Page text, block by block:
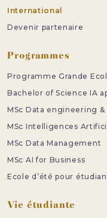
International
Devenir partenaire
Programmes
Programme Grande
Bachelor of Science IA
MSc Data engineering
MSc Intelligences
MSc Data Management
MSc AI for Business
Ecole d’été pour
Vie étudiante